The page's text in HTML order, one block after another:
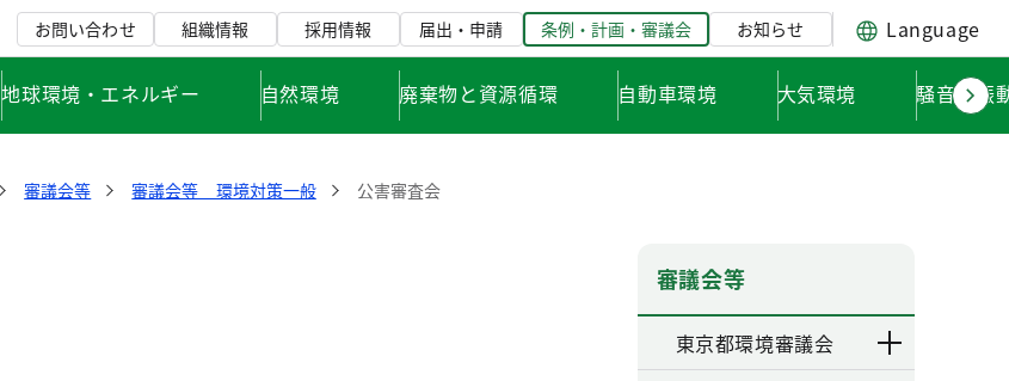
お問い合わせ 組織情報 採用情報 届出・申請 条例・計画・審議会 お知らせ Language
地球環境・エネルギー 自然環境 廃棄物と資源循環 自動車環境 大気環境 騒音・振
審議会等 審議会等 環境対策一般 公害審査会
審議会等
東京都環境審議会